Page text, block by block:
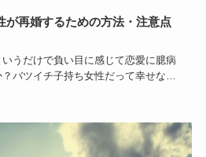
が再婚するための方法・注意点
うだけで負い目に感じて恋愛に臆病
バツイチ子持ち女性だって幸せな再